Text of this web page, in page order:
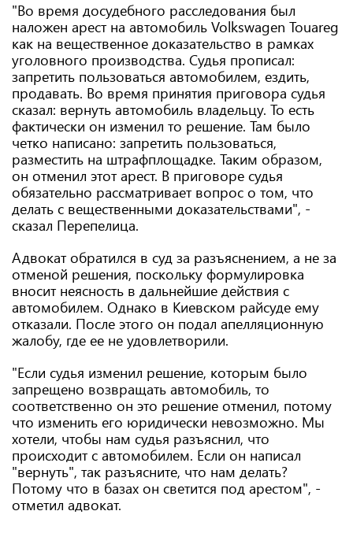
"Во время досудебного расследования был
наложен арест на автомобиль Volkswagen Touareg
как на вещественное доказательство в рамках
уголовного производства. Судья прописал:
запретить пользоваться автомобилем, ездить,
продавать. Во время принятия приговора судья
сказал: вернуть автомобиль владельцу. То есть
фактически он изменил то решение. Там было
четко написано: запретить пользоваться,
разместить на штрафплощадке. Таким образом,
он отменил этот арест. В приговоре судья
обязательно рассматривает вопрос о том, что
делать с вещественными доказательствами", -
сказал Перепелица.
Адвокат обратился в суд за разъяснением, а не за
отменой решения, поскольку формулировка
вносит неясность в дальнейшие действия с
автомобилем. Однако в Киевском райсуде ему
отказали. После этого он подал апелляционную
жалобу, где ее не удовлетворили.
"Если судья изменил решение, которым было
запрещено возвращать автомобиль, то
соответственно он это решение отменил, потому
что изменить его юридически невозможно. Мы
хотели, чтобы нам судья разъяснил, что
происходит с автомобилем. Если он написал
"вернуть", так разъясните, что нам делать?
Потому что в базах он светится под арестом", -
отметил адвокат.